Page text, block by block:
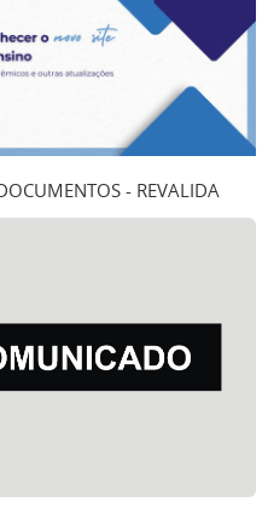
- REVALIDA